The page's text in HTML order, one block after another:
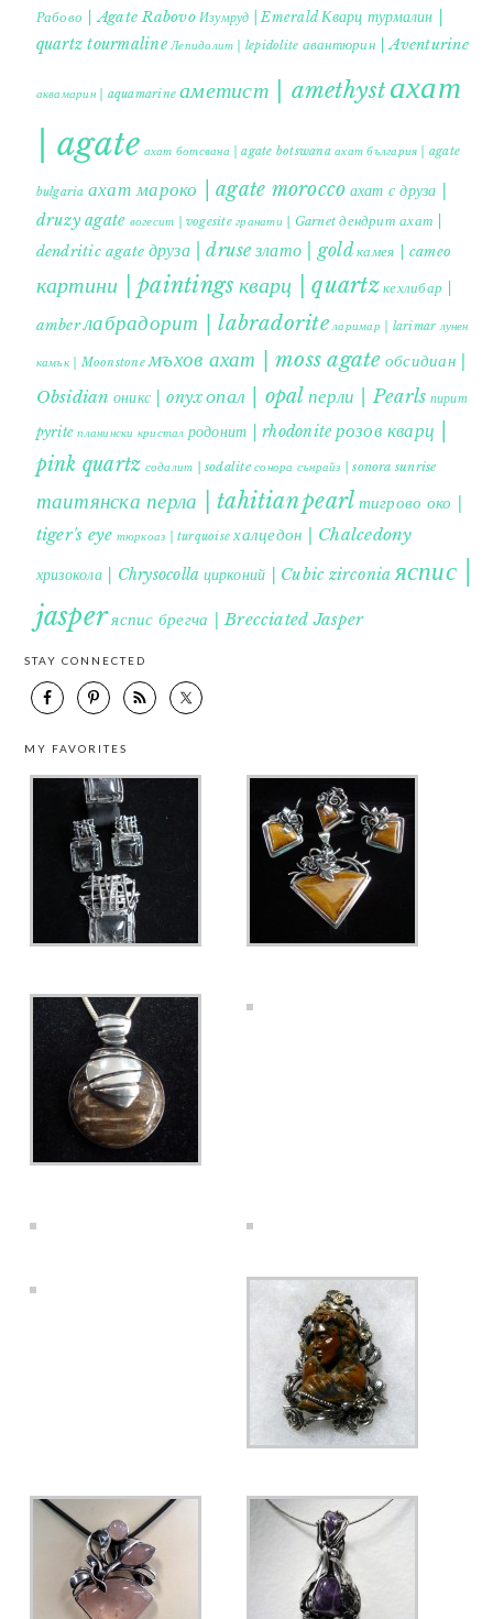
Рабово | Agate Rabovo Изумруд | Emerald Кварц турмалин |
quartz tourmaline Лепидолит | lepidolite авантюрин | Aventurine
аквамарин | aquamarine аметист | amethystахат
| agate ахат ботсвана | agate botswana ахат българия | agate
bulgaria ахат мароко | agate morocco ахат с друза |
druzy agate вогесит | vogesite гранати | Garnet дендрит ахат |
dendritic agate друза | druse злато | gold камея | cameo
картини | paintings кварц | quartzкехлибар |
amberлабрадорит | labradorite ларимар | larimar лунен
камък | Moonstone мъхов ахат | moss agate обсидиан |
Obsidian оникс | onyxопал | opal перли | Pearls пирит |
pyrite планински кристал родонит | rhodonite розов кварц |
pink quartz содалит | sodalite сонора сънрайз | sonora sunrise
таитянска перла | tahitian pearl тигрово око |
tiger's eye тюркоаз | turquoise халцедон | Chalcedony
хризокола | Chrysocolla цирконий | Cubic zirconia яспис |
jasperяспис брегча | Brecciated Jasper
STAY CONNECTED
MY FAVORITES